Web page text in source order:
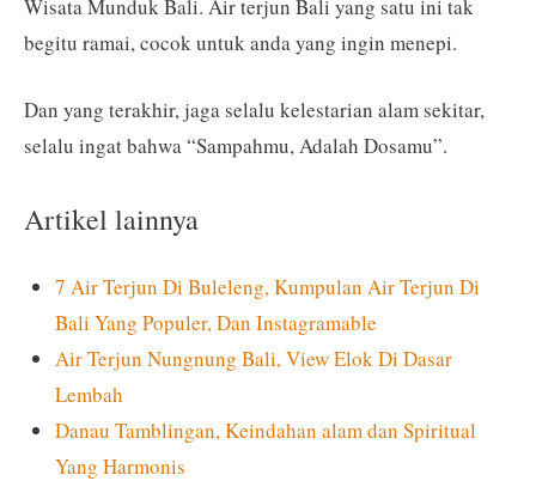
Wisata Munduk Bali. Air terjun Bali yang satu ini tak
begitu ramai, cocok untuk anda yang ingin menepi.
Dan yang terakhir, jaga selalu kelestarian alam sekitar,
selalu ingat bahwa “Sampahmu, Adalah Dosamu”.
Artikel lainnya
7 Air Terjun Di Buleleng, Kumpulan Air Terjun Di
Bali Yang Populer, Dan Instagramable
Air Terjun Nungnung Bali, View Elok Di Dasar
Lembah
Danau Tamblingan, Keindahan alam dan Spiritual
Yang Harmonis